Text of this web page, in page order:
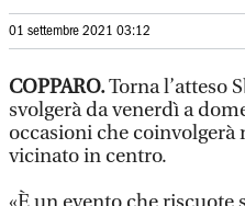
01 settembre 2021 03:12
COPPARO.Torna l’atteso
svolgerà da venerdì a
occasioni che
vicinato in centro.